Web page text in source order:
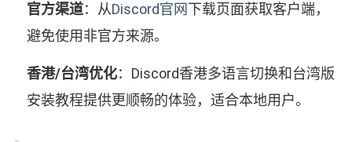
官方渠道：从Discord官网下载页面获取客户端，
避免使用非官方来源。
香港/台湾优化：Discord香港多语言切换和台湾版
安装教程提供更顺畅的体验，适合本地用户。